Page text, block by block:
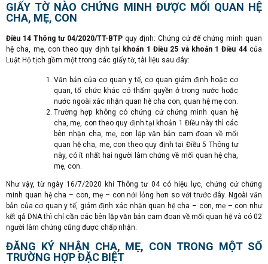
GIẤY TỜ NÀO CHỨNG MINH ĐƯỢC MỐI QUAN HỆ
CHA, MẸ, CON
Điều 14 Thông tư 04/2020/TT-BTP quy định: Chứng cứ để chứng minh quan
hệ cha, mẹ, con theo quy định tại khoản 1 Điều 25 và khoản 1 Điều 44của
Luật Hộ tịch gồm một trong các giấy tờ, tài liệu sau đây:
Văn bản của cơ quan y tế, cơ quan giám định hoặc cơ
quan, tổ chức khác có thẩm quyền ở trong nước hoặc
nước ngoài xác nhận quan hệ cha con, quan hệ mẹ con.
Trường hợp không có chứng cứ chứng minh quan hệ
cha, mẹ, con theo quy định tại khoản 1 Điều này thì các
bên nhận cha, mẹ, con lập văn bản cam đoan về mối
quan hệ cha, mẹ, con theo quy định tại Điều 5 Thông tư
này, có ít nhất hai người làm chứng về mối quan hệ cha,
mẹ, con.
Như vậy, từ ngày 16/7/2020 khi Thông tư 04 có hiệu lực, chứng cứ chứng
minh quan hệ cha – con, mẹ – con nới lỏng hơn so với trước đây. Ngoài văn
bản của cơ quan y tế, giám định xác nhận quan hệ cha – con, mẹ – con như
kết qả DNA thì chỉ cần các bên lập văn bản cam đoan về mối quan hệ và có 02
người làm chứng cũng được chấp nhận.
ĐĂNG KÝ NHẬN CHA, MẸ, CON TRONG MỘT SỐ
TRƯỜNG HỢP ĐẶC BIỆT